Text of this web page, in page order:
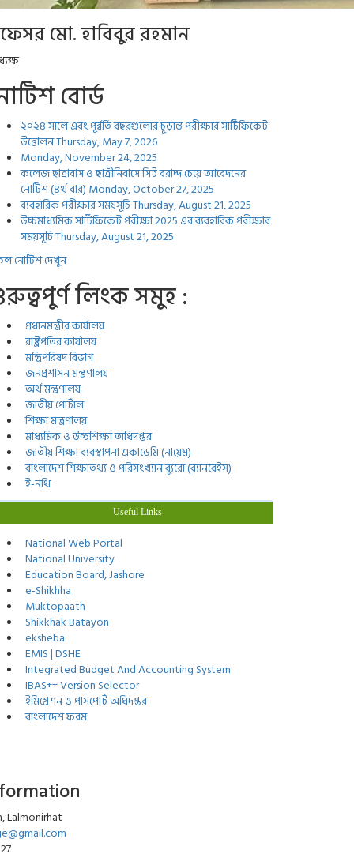
মো. হাবিবুর রহমান
বোর্ড
২০২৪ সালে এবং পূর্ব্বর্তি বছরগুলোর চূড়ান্ত পরীক্ষার সার্টিফিকেট
উত্তোলনThursday, May 7, 2026
Monday, November 24, 2025
কলেজ ছাত্রাবাস ও ছাত্রীনিবাসে সিট বরাদ্দ চেয়ে আবেদনের
নোটিশ (৪র্থ বার) Monday, October 27, 2025
ব্যবহারিক পরীক্ষার সময়সূচিThursday, August 21, 2025
উচ্চমাধ্যমিক সার্টিফিকেট পরীক্ষা 2025 এর ব্যবহারিক পরীক্ষার
সময়সূচিThursday, August 21, 2025
নোটিশ দেখুন
লিংক সমুহ :
প্রধানমন্ত্রীর কার্যালয়
রাষ্ট্রপতির কার্যালয়
মন্ত্রিপরিষদ বিভাগ
জনপ্রশাসন মন্ত্রণালয়
অর্থ মন্ত্রণালয়
জাতীয় পোর্টাল
শিক্ষা মন্ত্রণালয়
মাধ্যমিক ও উচ্চশিক্ষা অধিদপ্তর
জাতীয় শিক্ষা ব্যবস্থাপনা একাডেমি (নায়েম)
বাংলাদেশ শিক্ষাতথ্য ও পরিসংখ্যান ব্যুরো (ব্যানবেইস)
ই-নথি
Useful Links
National Web Portal
National University
Education Board, Jashore
e-Shikhha
Muktopaath
Shikkhak Batayon
eksheba
EMIS | DSHE
Integrated Budget And Accounting System
IBAS++ Version Selector
ইমিগ্রেশন ও পাসপোর্ট অধিদপ্তর
বাংলাদেশ ফরম
Lalmonirhat